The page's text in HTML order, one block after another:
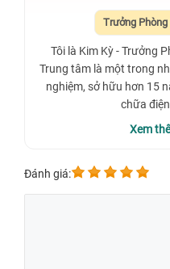
Trưởng
Tôi là Kim Kỳ - Trưởng
Trung tâm là một trong
nghiệm, sở hữu hơn 15
chữa
Xem
Đánh giá: